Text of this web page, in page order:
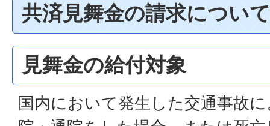
共済見舞金の請求について
見舞金の給付対象
国内において発生した交通事故